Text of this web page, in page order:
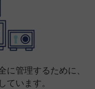
管理するために、
います。